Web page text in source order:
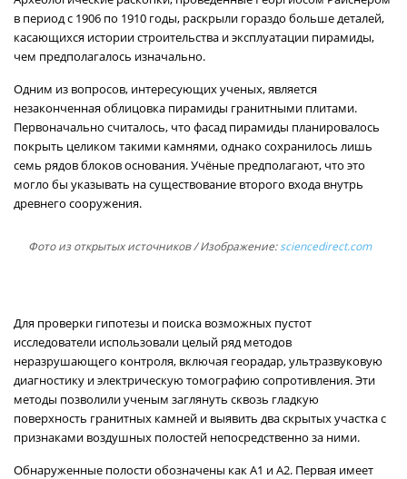
в период с 1906 по 1910 годы, раскрыли гораздо больше деталей,
касающихся истории строительства и эксплуатации пирамиды,
чем предполагалось изначально.
Одним из вопросов, интересующих ученых, является
незаконченная облицовка пирамиды гранитными плитами.
Первоначально считалось, что фасад пирамиды планировалось
покрыть целиком такими камнями, однако сохранилось лишь
семь рядов блоков основания. Учёные предполагают, что это
могло бы указывать на существование второго входа внутрь
древнего сооружения.
Фото из открытых источников/ Изображение:sciencedirect.com
Для проверки гипотезы и поиска возможных пустот
исследователи использовали целый ряд методов
неразрушающего контроля, включая георадар, ультразвуковую
диагностику и электрическую томографию сопротивления. Эти
методы позволили ученым заглянуть сквозь гладкую
поверхность гранитных камней и выявить два скрытых участка с
признаками воздушных полостей непосредственно за ними.
Обнаруженные полости обозначены как А1 и А2. Первая имеет